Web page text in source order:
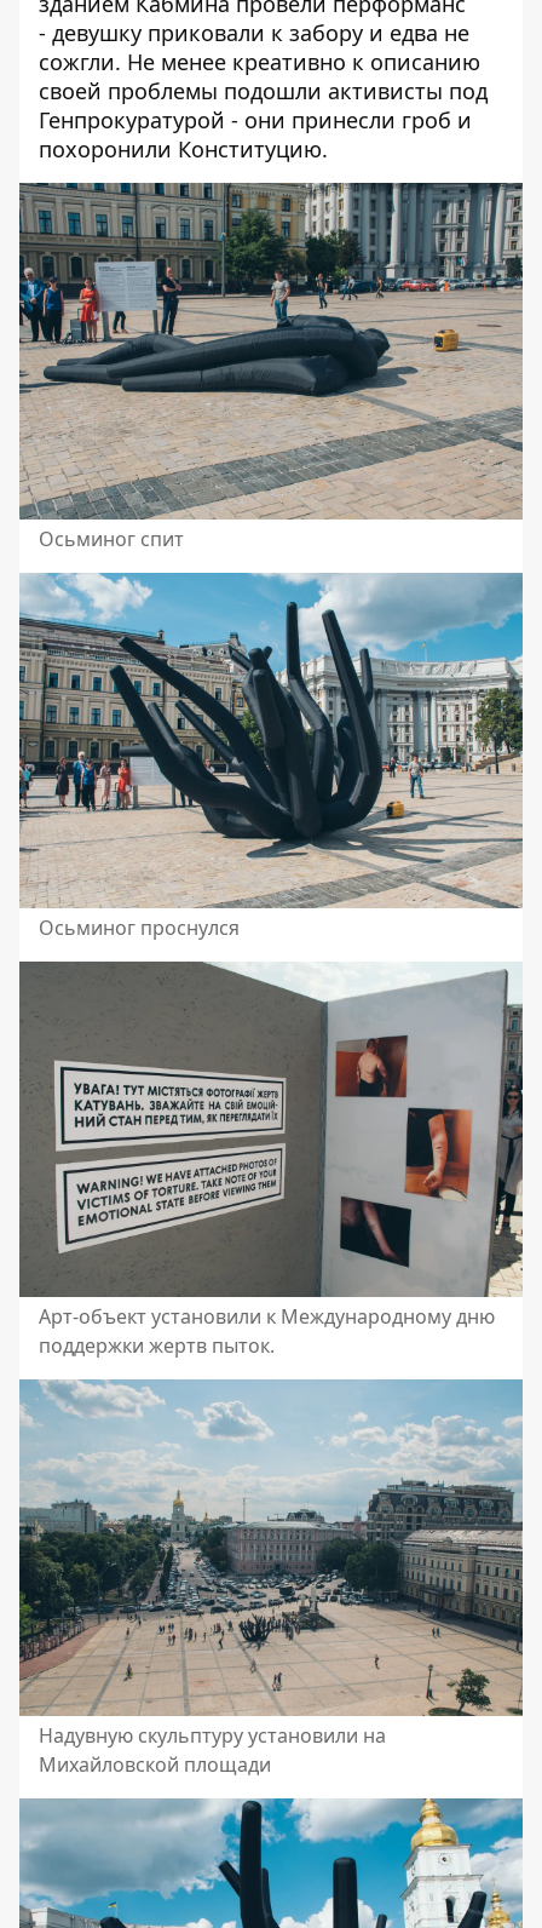
- девушку приковали к забору и едва не
сожгли. Не менее креативно к описанию
своей проблемы подошли активисты под
Генпрокуратурой - они принесли гроб и
похоронили Конституцию.
Осьминог спит
Осьминог проснулся
Арт-объект установили к Международному дню
поддержки жертв пыток.
Надувную скульптуру установили на
Михайловской площади